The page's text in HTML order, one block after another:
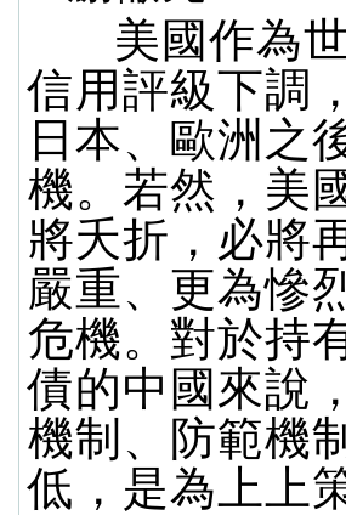
美國作為
信用評級下調
日本、歐洲之
機。若然，美
將夭折，必將
嚴重、更為慘
危機。對於持
債的中國來說
機制、防範機
低，是為上上